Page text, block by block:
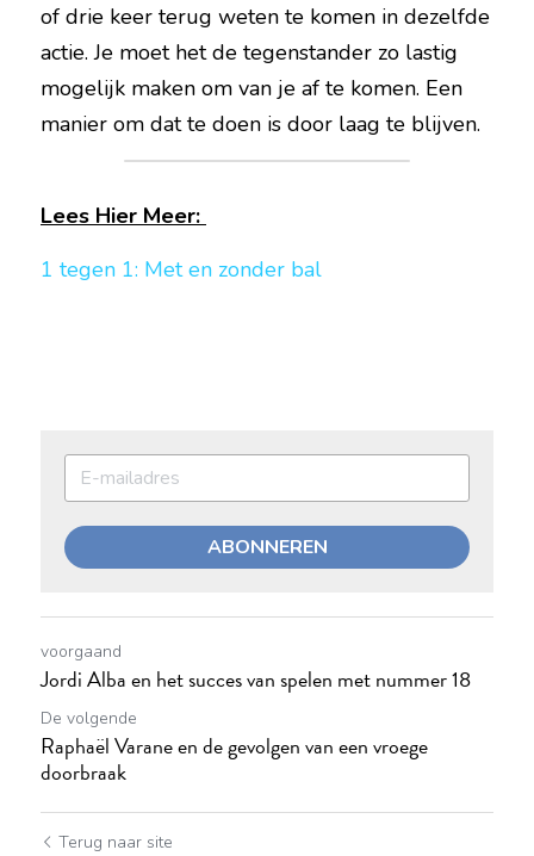
of drie keer terug weten te komen in dezelfde
actie. Je moet het de tegenstander zo lastig
mogelijk maken om van je af te komen. Een
manier om dat te doen is door laag te blijven.
Lees Hier Meer:
1 tegen 1: Met en zonder bal
ABONNEREN
voorgaand
Jordi Alba en het succes van spelen met nummer 18
De volgende
Raphaël Varane en de gevolgen van een vroege
doorbraak
Terug naar site